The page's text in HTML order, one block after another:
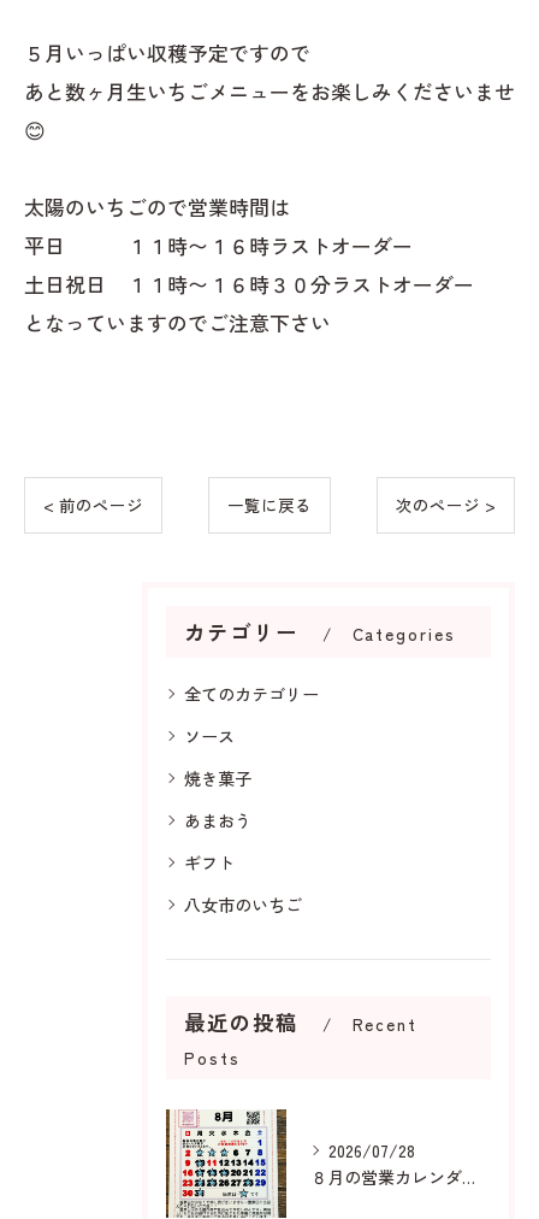
５月いっぱい収穫予定ですので
あと数ヶ月生いちごメニューをお楽しみくださいませ
😊
太陽のいちごので営業時間は
平日 １１時〜１６時ラストオーダー
土日祝日 １１時〜１６時３０分ラストオーダー
となっていますのでご注意下さい
< 前のページ 一覧に戻る 次のページ >
カテゴリー Categories
全てのカテゴリー
ソース
焼き菓子
あまおう
ギフト
八女市のいちご
最近の投稿
Recent
Posts
2026/07/28
８月の営業カレンダーです